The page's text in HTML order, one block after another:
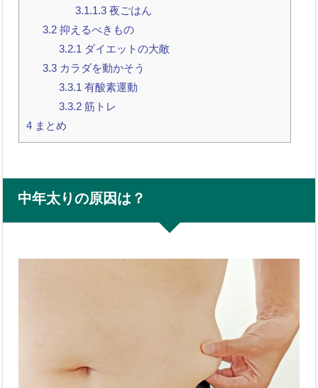
3.1.1.3夜ごはん
3.2 抑えるべきもの
3.2.1 ダイエットの大敵
3.3 カラダを動かそう
3.3.1 有酸素運動
3.3.2 筋トレ
4 まとめ
中年太りの原因は？